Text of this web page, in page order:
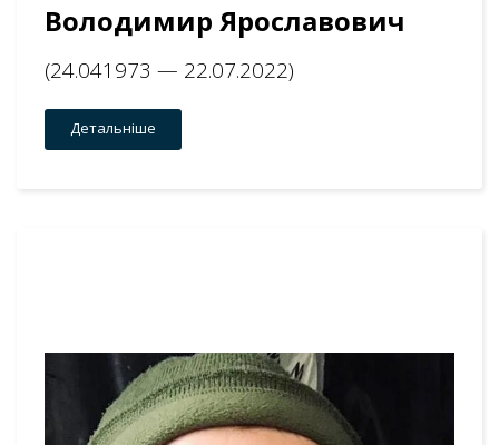
Володимир Ярославович
(24.041973 — 22.07.2022)
Детальніше